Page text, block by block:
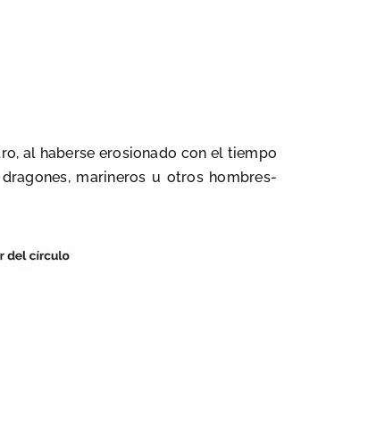
al haberse erosionado con el tiempo
marineros u otros hombres-